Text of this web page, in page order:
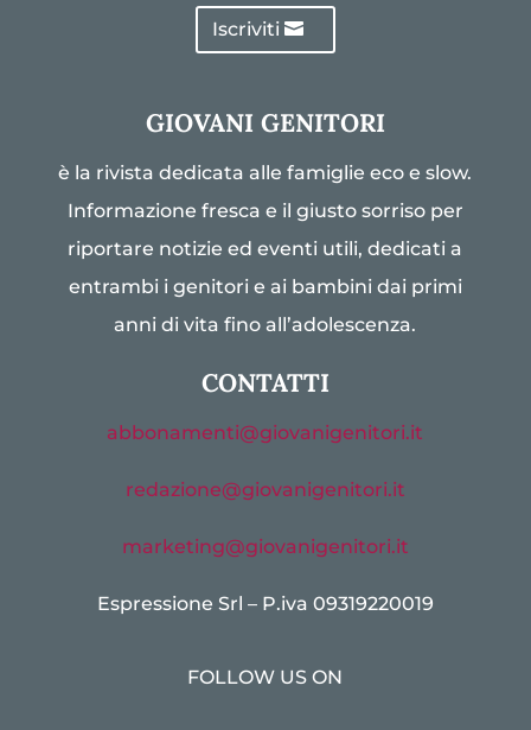
Iscriviti
GIOVANI GENITORI
è la rivista dedicata alle famiglie eco e slow.
Informazione fresca e il giusto sorriso per
riportare notizie ed eventi utili, dedicati a
entrambi i genitori e ai bambini dai primi
anni di vita fino all’adolescenza.
CONTATTI
abbonamenti@giovanigenitori.it
redazione@giovanigenitori.it
marketing@giovanigenitori.it
Espressione Srl – P.iva 09319220019
FOLLOW US ON